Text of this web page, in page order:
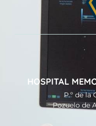
HOSPITAL
P.º de la
Pozuelo de